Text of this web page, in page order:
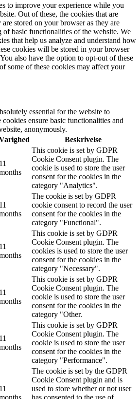
to improve your experience while you
Out of these, the cookies that are
are stored on your browser as they are
of basic functionalities of the website. We
that help us analyze and understand how
cookies will be stored in your browser
also have the option to opt-out of these
some of these cookies may affect your
essential for the website to
ensure basic functionalities and
anonymously.
Beskrivelse
11
This cookie is set by GDPR
Cookie Consent plugin. The
cookie is used to store the user
consent for the cookies in the
category "Analytics".
11
The cookie is set by GDPR
cookie consent to record the user
consent for the cookies in the
category "Functional".
11
This cookie is set by GDPR
Cookie Consent plugin. The
cookies is used to store the user
consent for the cookies in the
category "Necessary".
11
This cookie is set by GDPR
Cookie Consent plugin. The
cookie is used to store the user
consent for the cookies in the
category "Other.
11
This cookie is set by GDPR
Cookie Consent plugin. The
cookie is used to store the user
consent for the cookies in the
category "Performance".
11
The cookie is set by the GDPR
Cookie Consent plugin and is
used to store whether or not user
has consented to the use of